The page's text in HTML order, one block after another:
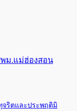
ม.แม่ฮ่องสอน
จริตและประพฤติมิ